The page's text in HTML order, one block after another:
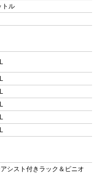
トル
シスト付きラック＆ピニオ